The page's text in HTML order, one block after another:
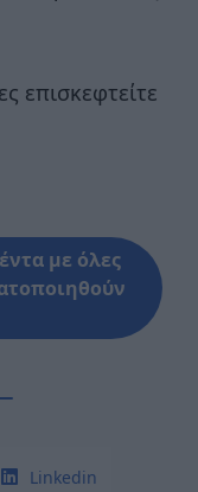
επισκεφτείτε
με όλες
Linkedin